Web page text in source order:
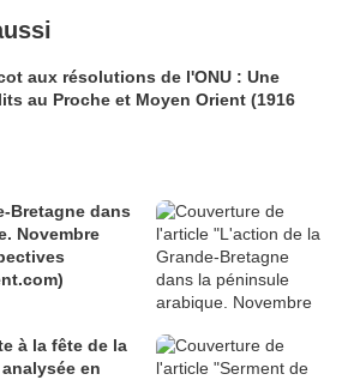
aux résolutions de l'ONU : Une
au Proche et Moyen Orient (1916
Bretagne dans
Novembre
à la fête de la
en